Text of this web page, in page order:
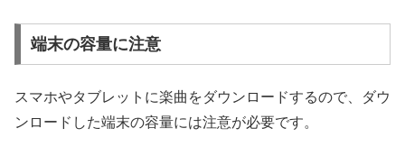
端末の容量に注意
スマホやタブレットに楽曲をダウンロードするので、ダウ
ンロードした端末の容量には注意が必要です。